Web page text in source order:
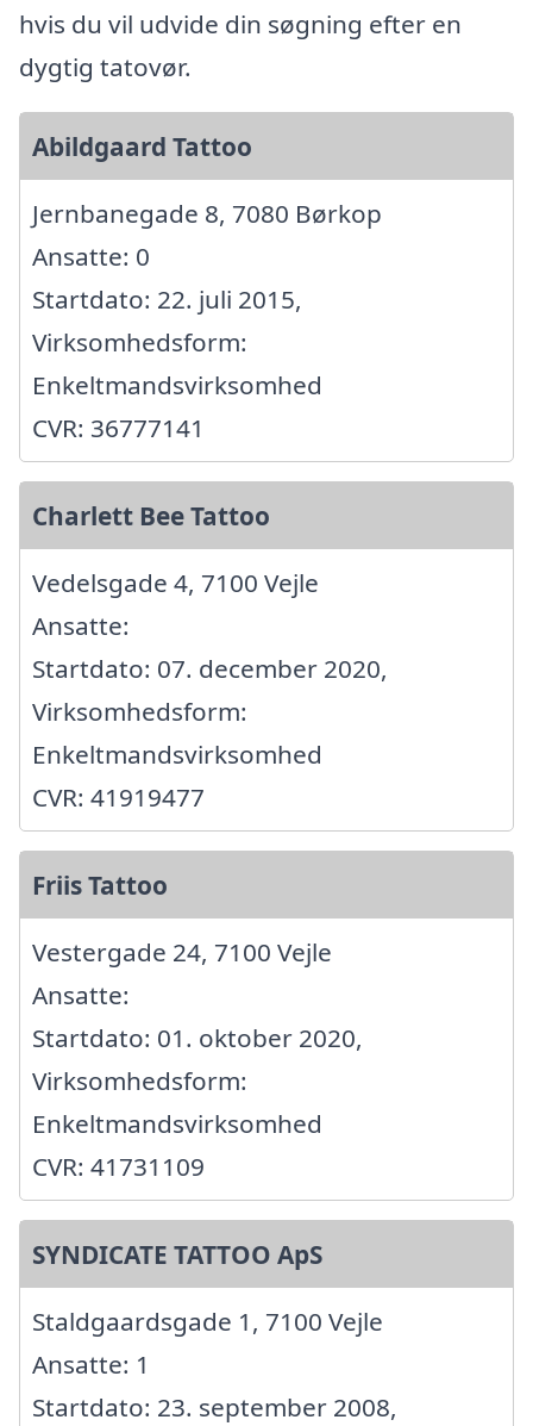
hvis du vil udvide din søgning efter en
dygtig tatovør.
Abildgaard Tattoo
Jernbanegade 8, 7080 Børkop
Ansatte: 0
Startdato: 22. juli 2015,
Virksomhedsform:
Enkeltmandsvirksomhed
CVR: 36777141
Charlett Bee Tattoo
Vedelsgade 4, 7100 Vejle
Ansatte:
Startdato: 07. december 2020,
Virksomhedsform:
Enkeltmandsvirksomhed
CVR: 41919477
Friis Tattoo
Vestergade 24, 7100 Vejle
Ansatte:
Startdato: 01. oktober 2020,
Virksomhedsform:
Enkeltmandsvirksomhed
CVR: 41731109
SYNDICATE TATTOO ApS
Staldgaardsgade 1, 7100 Vejle
Ansatte: 1
Startdato: 23. september 2008,